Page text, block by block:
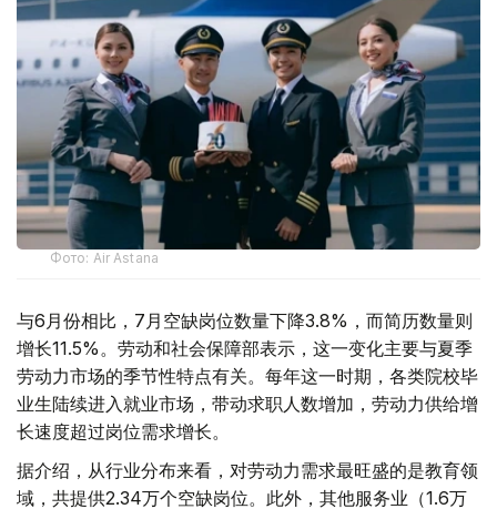
Фото: Air Astana
与6月份相比，7月空缺岗位数量下降3.8%，而简历数量则
增长11.5%。劳动和社会保障部表示，这一变化主要与夏季
劳动力市场的季节性特点有关。每年这一时期，各类院校毕
业生陆续进入就业市场，带动求职人数增加，劳动力供给增
长速度超过岗位需求增长。
据介绍，从行业分布来看，对劳动力需求最旺盛的是教育领
域，共提供2.34万个空缺岗位。此外，其他服务业（1.6万